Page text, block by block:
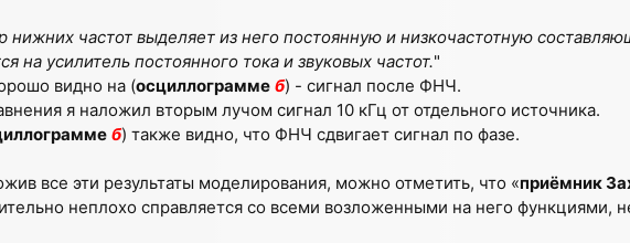
нижних частот выделяет из него постоянную и низкочастотную
на усилитель постоянного тока и звуковых частот."
видно на (осциллограмме б) - сигнал после ФНЧ.
я наложил вторым лучом сигнал 10 кГц от отдельного источника.
б) также видно, что ФНЧ сдвигает сигнал по фазе.
все эти результаты моделирования, можно отметить, что «приёмник
неплохо справляется со всеми возложенными на него функциями,